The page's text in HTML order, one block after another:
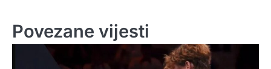
Povezane vijesti